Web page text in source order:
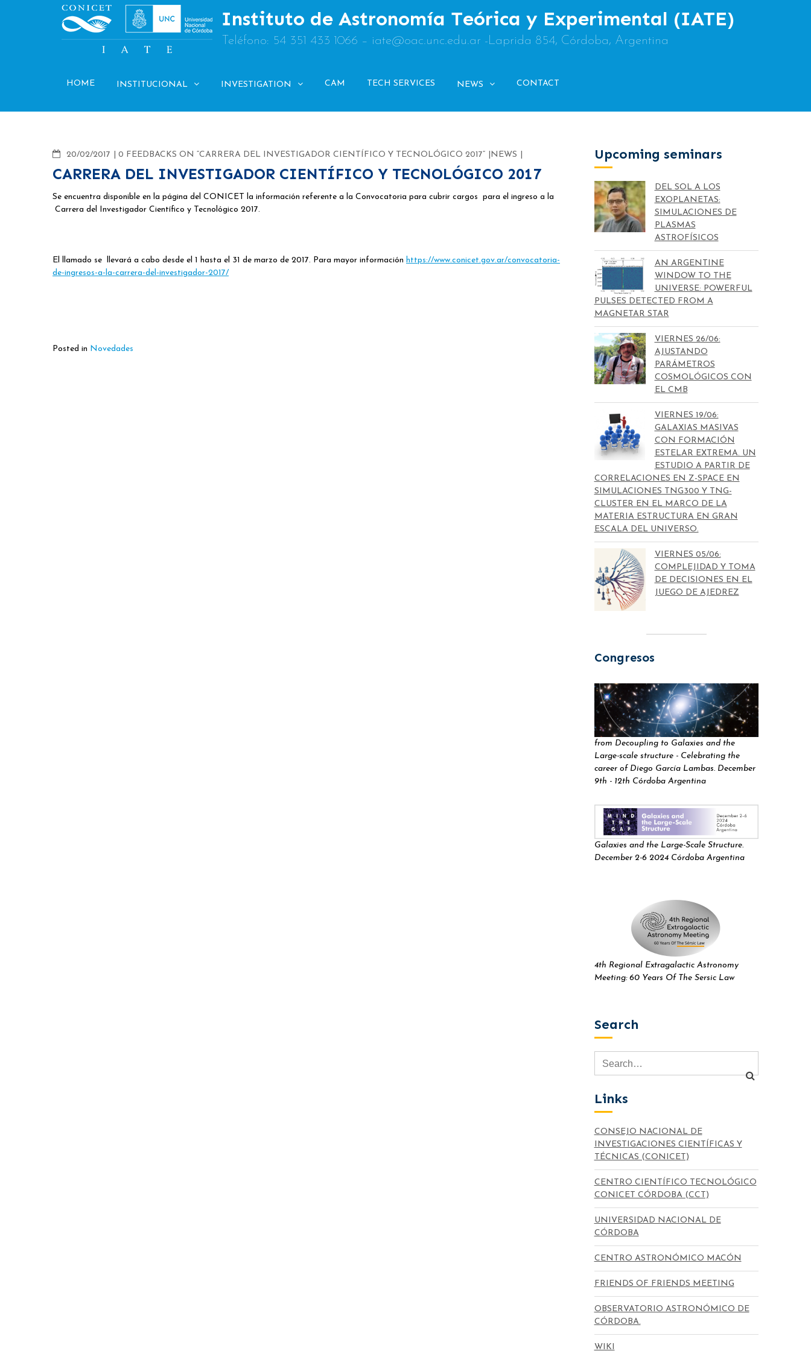
Instituto de Astronomía Teórica y Experimental (IATE)
Teléfono: 54 351 433 1066 – iate@oac.unc.edu.ar -Laprida 854, Córdoba, Argentina
HOME INSTITUCIONAL INVESTIGATION CAM TECH SERVICES NEWS CONTACT
20/02/2017 COMMENTS
0 FEEDBACKS ON “CARRERA DEL INVESTIGADOR CIENTÍFICO Y TECNOLÓGICO 2017” NEWS
CARRERA DEL INVESTIGADOR CIENTÍFICO Y TECNOLÓGICO 2017
Se encuentra disponible en la página del CONICET la información referente a la Convocatoria para cubrir cargos para el ingreso a la
Carrera del Investigador Científico y Tecnológico 2017.
El llamado se llevará a cabo desde el 1 hasta el 31 de marzo de 2017. Para mayor información https://www.conicet.gov.ar/convocatoria-
de-ingresos-a-la-carrera-del-investigador-2017/
Posted in Novedades
Upcoming seminars
DEL SOL A LOS
EXOPLANETAS:
SIMULACIONES DE
PLASMAS
ASTROFÍSICOS
AN ARGENTINE
WINDOW TO THE
UNIVERSE: POWERFUL
PULSES DETECTED FROM A
MAGNETAR STAR
VIERNES 26/06:
AJUSTANDO
PARÁMETROS
COSMOLÓGICOS CON
EL CMB
VIERNES 19/06:
GALAXIAS MASIVAS
CON FORMACIÓN
ESTELAR EXTREMA. UN
ESTUDIO A PARTIR DE
CORRELACIONES EN Z-SPACE EN
SIMULACIONES TNG300 Y TNG-
CLUSTER EN EL MARCO DE LA
MATERIA ESTRUCTURA EN GRAN
ESCALA DEL UNIVERSO.
VIERNES 05/06:
COMPLEJIDAD Y TOMA
DE DECISIONES EN EL
JUEGO DE AJEDREZ
Congresos
from Decoupling to Galaxies and the
Large-scale structure - Celebrating the
career of Diego García Lambas. December
9th - 12th Córdoba Argentina
Galaxies and the Large-Scale Structure.
December 2-6 2024 Córdoba Argentina
4th Regional Extragalactic Astronomy
Meeting: 60 Years Of The Sersic Law
Search
Links
CONSEJO NACIONAL DE
INVESTIGACIONES CIENTÍFICAS Y
TÉCNICAS (CONICET)
CENTRO CIENTÍFICO TECNOLÓGICO
CONICET CÓRDOBA (CCT)
UNIVERSIDAD NACIONAL DE
CÓRDOBA
CENTRO ASTRONÓMICO MACÓN
FRIENDS OF FRIENDS MEETING
OBSERVATORIO ASTRONÓMICO DE
CÓRDOBA.
WIKI